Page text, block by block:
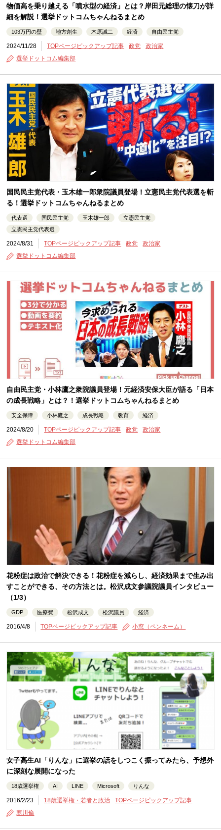
物価高を乗り越える「噴水型の経済」とは？岸田元総理の懐刀が詳
細を解説！選挙ドットコムちゃんねるまとめ
103万円の壁 地方創生 木原誠二 経済 自由民主党
2024/11/28 TOPページピックアップ記事 政党
政治家
選挙ドットコム編集部
国民民主党代表・玉木雄一郎衆院議員登場！立憲民主党代表選を斬
る！選挙ドットコムちゃんねるまとめ
代表選 国民民主党 玉木雄一郎
立憲民主党
立憲民主党代表選
2024/8/31 TOPページピックアップ記事 政党
政治家
選挙ドットコム編集部
自由民主党・小林鷹之衆院議員登場！元経済安保大臣が語る「日本
の成長戦略」とは？！選挙ドットコムちゃんねるまとめ
安全保障 小林鷹之 成長戦略 教育 経済
2024/8/20 TOPページピックアップ記事 政党
政治家
選挙ドットコム編集部
花粉症は政治で解決できる！花粉症を減らし、経済効果まで生み出
すことができる、その方法とは。松沢成文参議院議員インタビュー
（1/3）
GDP 医療費 松沢成文 松沢議員 経済
2016/4/8 TOPページピックアップ記事 小窓（ペンネーム）
女子高生AI「りんな」に選挙の話をしつこく振ってみたら、予想外
に深刻な展開になった
18歳選挙権 AI LINE Microsoft りんな
2016/2/23 18歳選挙権・若者と政治
TOPページピックアップ記事
寒川倫